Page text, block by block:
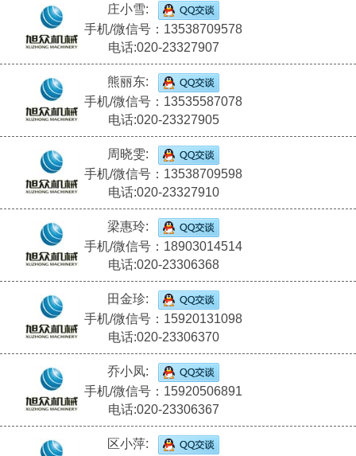
庄小雪:
手机/微信号：13538709578
电话:020-23327907
熊丽东:
手机/微信号：13535587078
电话:020-23327905
周晓雯:
手机/微信号：13538709598
电话:020-23327910
梁惠玲:
手机/微信号：18903014514
电话:020-23306368
田金珍:
手机/微信号：15920131098
电话:020-23306370
乔小凤:
手机/微信号：15920506891
电话:020-23306367
区小萍: